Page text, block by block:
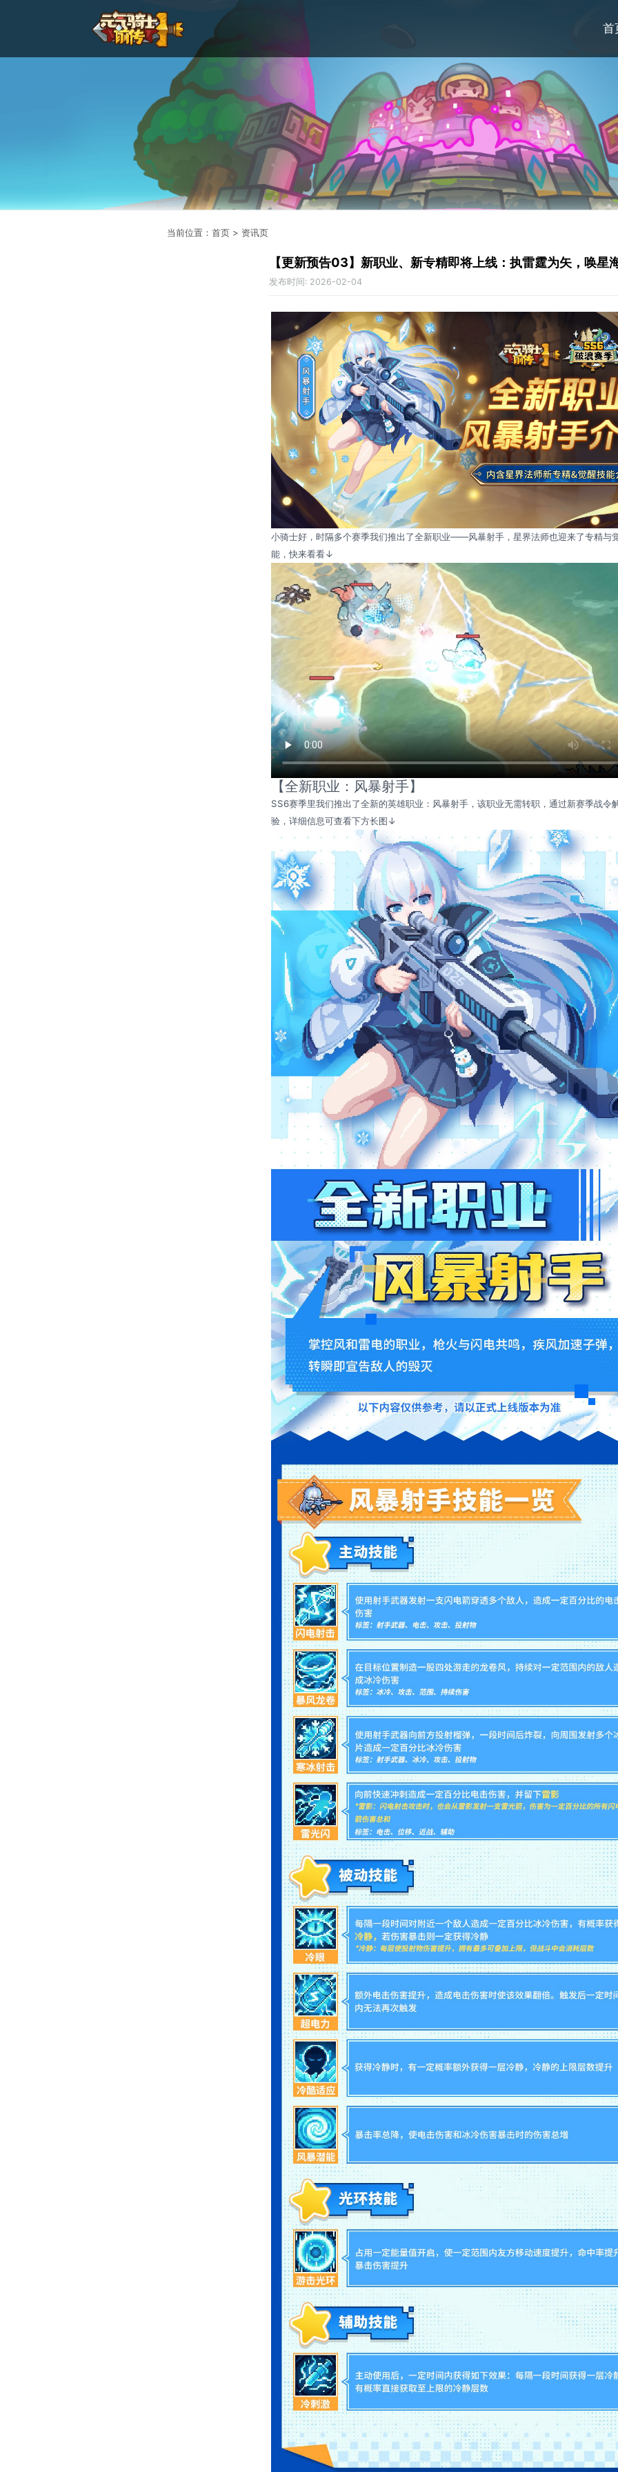
首
当前位置： 首页> 资讯页
【更新预告03】新职业、新专精即将上线：执雷霆为矢，唤星
发布时间: 2026-02-04
小骑士好，时隔多个赛季我们推出了全新职业——风暴射手，星界法师也迎来了专精与
能，快来看看↓
【全新职业：风暴射手】
SS6赛季里我们推出了全新的英雄职业：风暴射手，该职业无需转职，通过新赛季战令
验，详细信息可查看下方长图↓